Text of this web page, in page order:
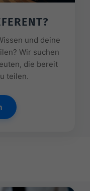
und deine
Wir suchen
die bereit
teilen.